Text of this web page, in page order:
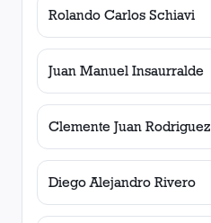
Rolando Carlos Schiavi
Juan Manuel Insaurralde
Clemente Juan Rodriguez
Diego Alejandro Rivero